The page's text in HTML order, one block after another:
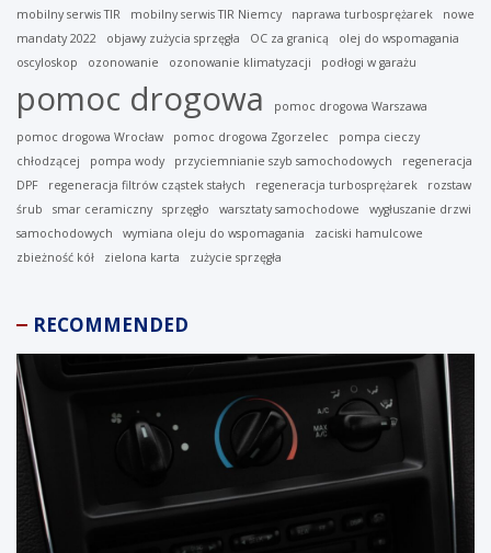
mobilny serwis TIR
mobilny serwis TIR Niemcy naprawa turbosprężarek
nowe
mandaty 2022
objawy zużycia sprzęgła OC za granicą
olej do wspomagania
oscyloskop
ozonowanie ozonowanie klimatyzacji podłogi w garażu
pomoc drogowa
pomoc drogowa Warszawa
pomoc drogowa Wrocław
pomoc drogowa Zgorzelec
pompa cieczy
chłodzącej
pompa wody przyciemnianie szyb samochodowych
regeneracja
DPF
regeneracja filtrów cząstek stałych regeneracja turbosprężarek
rozstaw
śrub
smar ceramiczny sprzęgło warsztaty samochodowe
wygłuszanie drzwi
samochodowych
wymiana oleju do wspomagania
zaciski hamulcowe
zbieżność kół
zielona karta zużycie sprzęgła
RECOMMENDED